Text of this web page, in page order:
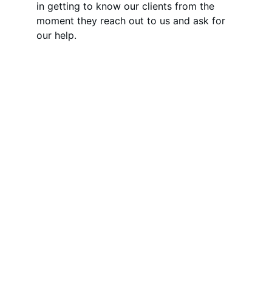
in getting to know our clients from the
moment they reach out to us and ask for
our help.